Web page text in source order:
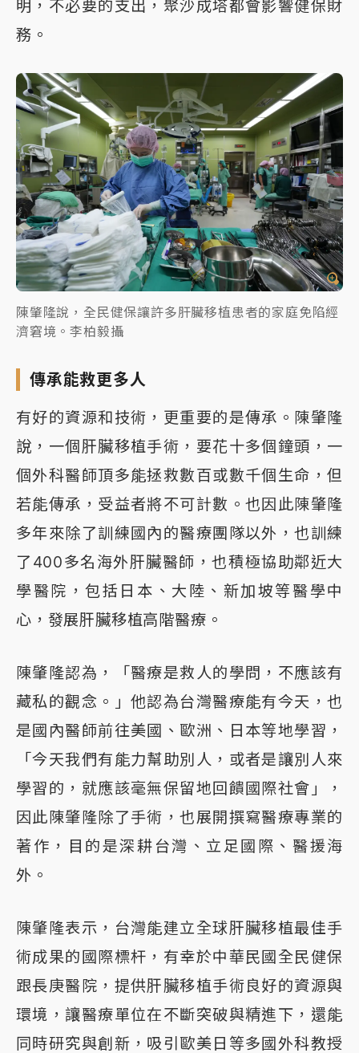
明，不必要的支出，聚沙成塔都會影響健保財
務。
陳肇隆說，全民健保讓許多肝臟移植患者的家庭免陷經
濟窘境。李柏毅攝
傳承能救更多人
有好的資源和技術，更重要的是傳承。陳肇隆
說，一個肝臟移植手術，要花十多個鐘頭，一
個外科醫師頂多能拯救數百或數千個生命，但
若能傳承，受益者將不可計數。也因此陳肇隆
多年來除了訓練國內的醫療團隊以外，也訓練
了400多名海外肝臟醫師，也積極協助鄰近大
學醫院，包括日本、大陸、新加坡等醫學中
心，發展肝臟移植高階醫療。
陳肇隆認為，「醫療是救人的學問，不應該有
藏私的觀念。」他認為台灣醫療能有今天，也
是國內醫師前往美國、歐洲、日本等地學習，
「今天我們有能力幫助別人，或者是讓別人來
學習的，就應該毫無保留地回饋國際社會」，
因此陳肇隆除了手術，也展開撰寫醫療專業的
著作，目的是深耕台灣、立足國際、醫援海
外。
陳肇隆表示，台灣能建立全球肝臟移植最佳手
術成果的國際標杆，有幸於中華民國全民健保
跟長庚醫院，提供肝臟移植手術良好的資源與
環境，讓醫療單位在不斷突破與精進下，還能
同時研究與創新，吸引歐美日等多國外科教授